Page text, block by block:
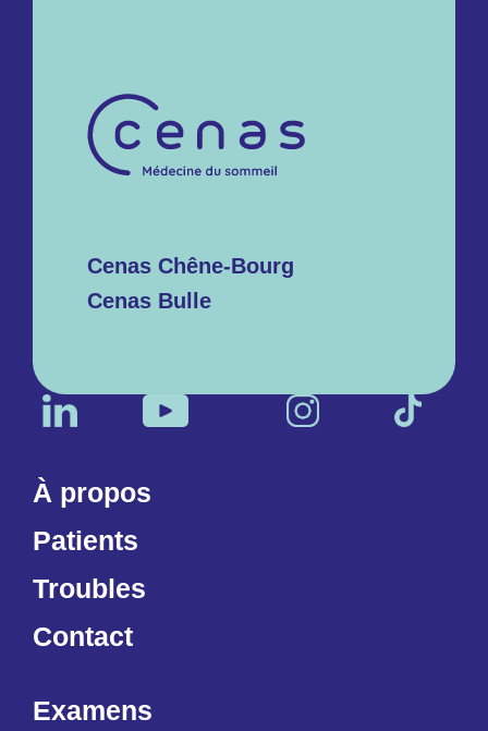
À propos
Patients
Troubles
Contact
Examens
Cenas Chêne-Bourg
Cenas Bulle